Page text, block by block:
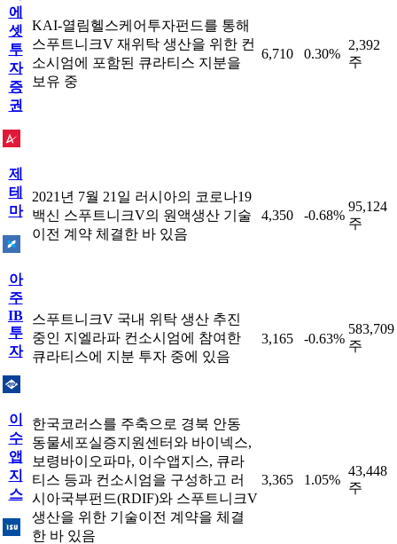
에
셋
투
자
증
권
KAI-열림헬스케어투자펀드를 통해
스푸트니크V 재위탁 생산을 위한 컨
소시엄에 포함된 큐라티스 지분을
보유 중
6,710 0.30%
2,392
주
제
테
마
2021년 7월 21일 러시아의 코로나19
백신 스푸트니크V의 원액생산 기술
이전 계약 체결한 바 있음
4,350 -0.68%
95,124
주
아
주
IB
투
자
스푸트니크V 국내 위탁 생산 추진
중인 지엘라파 컨소시엄에 참여한
큐라티스에 지분 투자 중에 있음
3,165 -0.63%
583,709
주
이
수
앱
지
스
한국코러스를 주축으로 경북 안동
동물세포실증지원센터와 바이넥스,
보령바이오파마, 이수앱지스, 큐라
티스 등과 컨소시엄을 구성하고 러
시아국부펀드(RDIF)와 스푸트니크V
생산을 위한 기술이전 계약을 체결
한 바 있음
3,365 1.05%
43,448
주